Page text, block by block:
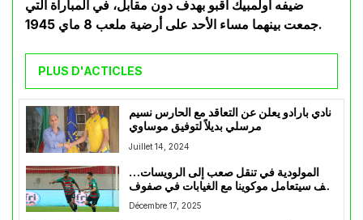
ضيفه أولمبيك أقبو بهدف دون مقابل، في المباراة التي
جمعت بينهما مساء الأحد على أرضية ملعب 8 ماي 1945.
PLUS D'ACTICLES
نادي بارادو يعلن عن التعاقد مع الحارس نسيم
مرسلي بديلاً لتوفيق موساوي
Juillet 14, 2024
المولودية في تنقل صعب إلى الرويسات…
كيف سيتعامل موكوينا مع الغيابات في صفوف
العميد؟
Décembre 17, 2025